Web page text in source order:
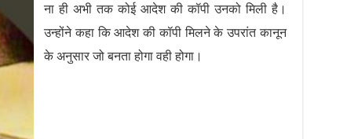
ना ही अभी तक कोई आदेश की कॉपी उनको मिली है।
उन्होंने कहा कि आदेश की कॉपी मिलने के उपरांत कानून
के अनुसार जो बनता होगा वही होगा।